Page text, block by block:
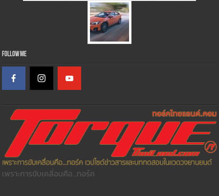
Follow Me
เพราะการขับเคลื่อนคือ...ทอร์ค